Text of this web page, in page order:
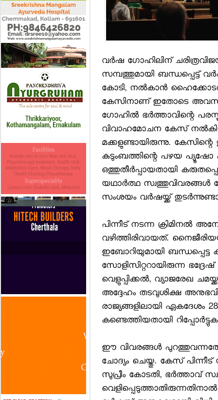
വര്‍ഷ ഗോഹിലിന്
സമ്പത്തുമായി ബന്ധപ്പെട്ട്
കോടി, നല്‍കാന്‍
കേസിനാണ് ഇതോടെ
ഗോഹില്‍ ഭര്‍ത്താവിന്റെ
വിവാഹമോചന കേസ്
മക്കളുണ്ടായിരുന്നു. കേസിന്റെ
കുടുംബത്തിന്റെ പഴയ പ്യൂഷോ
ഒത്തുതീര്‍പ്പായതായി
യഥാര്‍ത്ഥ സ്വത്തുവിവരങ്ങള്‍
സംശയം വര്‍ഷയ്ക്ക്
പിന്നീട് നടന്ന ക്രിമിനല്‍
വഴിത്തിരിവായത്.
ഇബോറിയുമായി ബന്ധപ്പെട്ട
സോളിസിറ്ററായിരുന്ന
വെളുപ്പിക്കല്‍, വ്യാജരേഖ
അദ്ദേഹം തടവുശിക്ഷ
രാജ്യങ്ങളിലായി ഏകദേശം
കണ്ടെത്തിയതായി
ഈ വിവരങ്ങള്‍
ചോദ്യം ചെയ്തു. കേസ്
സുപ്രീം കോടതി, ഭര്‍ത്താവ്